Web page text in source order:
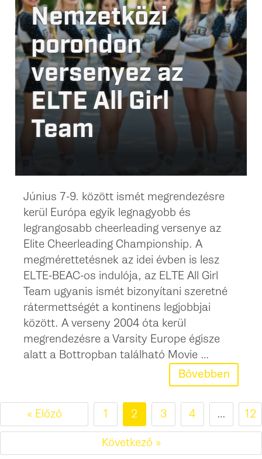
Nemzetközi
porondon
versenyez az
ELTE All Girl
Team
Június 7-9. között ismét megrendezésre
kerül Európa egyik legnagyobb és
legrangosabb cheerleading versenye az
Elite Cheerleading Championship. A
megmérettetésnek az idei évben is lesz
ELTE-BEAC-os indulója, az ELTE All Girl
Team ugyanis ismét bizonyítani szeretné
rátermettségét a kontinens legjobbjai
között. A verseny 2004 óta kerül
megrendezésre a Varsity Europe égisze
alatt a Bottropban található Movie …
Bővebben
« Előző 1 2 3 4 … 12
Következő »